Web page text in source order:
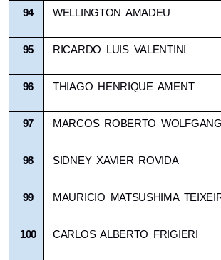
94 WELLINGTON AMADEU
95 RICARDO LUIS VALENTINI
96 THIAGO HENRIQUE AMENT
97 MARCOS ROBERTO WOLFGANG
98 SIDNEY XAVIER ROVIDA
99 MAURICIO MATSUSHIMA
100 CARLOS ALBERTO FRIGIERI